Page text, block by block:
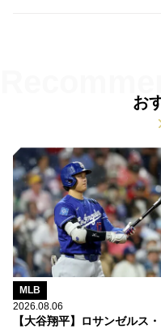
お
MLB
2026.08.06
【大谷翔平】ロサンゼルス